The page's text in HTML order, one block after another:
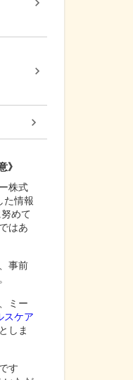
》
株式
た情報
めて
はあ
事前
ミー
スケア
しま
す